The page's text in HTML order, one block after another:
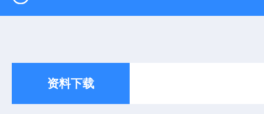
资料下载